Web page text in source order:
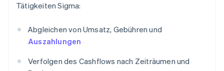
Tätigkeiten Sigma:
Abgleichen von Umsatz, Gebühren und
Auszahlungen
Verfolgen des Cashflows nach Zeiträumen und